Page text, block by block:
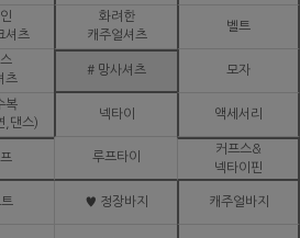
셔츠
화려한
캐주얼셔츠
벨트
츠
# 망사셔츠 모자
복
,댄스)
넥타이 액세서리
루프타이
커프스&
넥타이핀
♥ 정장바지 캐주얼바지